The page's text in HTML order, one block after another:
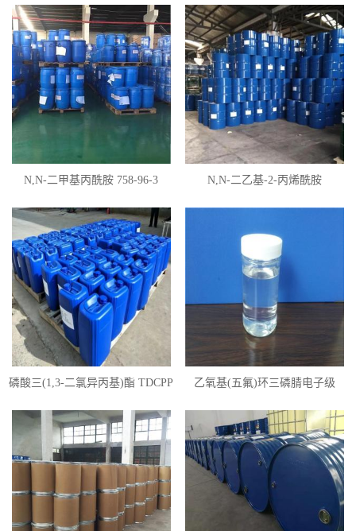
N,N-二甲基丙酰胺 758-96-3 N,N-二乙基-2-丙烯酰胺
磷酸三(1,3-二氯异丙基)酯 TDCPP 乙氧基(五氟)环三磷腈电子级